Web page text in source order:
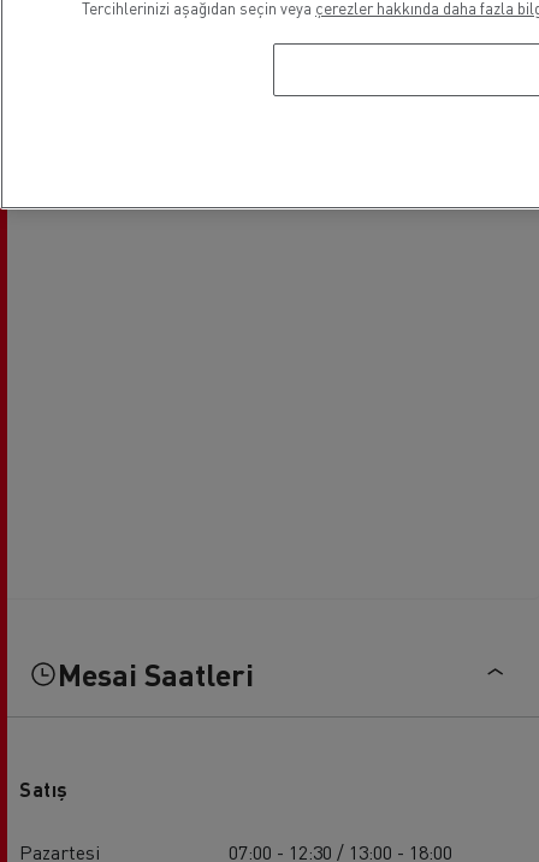
Mesai Saatleri
Satış
Pazartesi
07:00 - 12:30 / 13:00 - 18:00
Tercihlerinizi aşağıdan seçin veya çerezler hakkında daha fazla